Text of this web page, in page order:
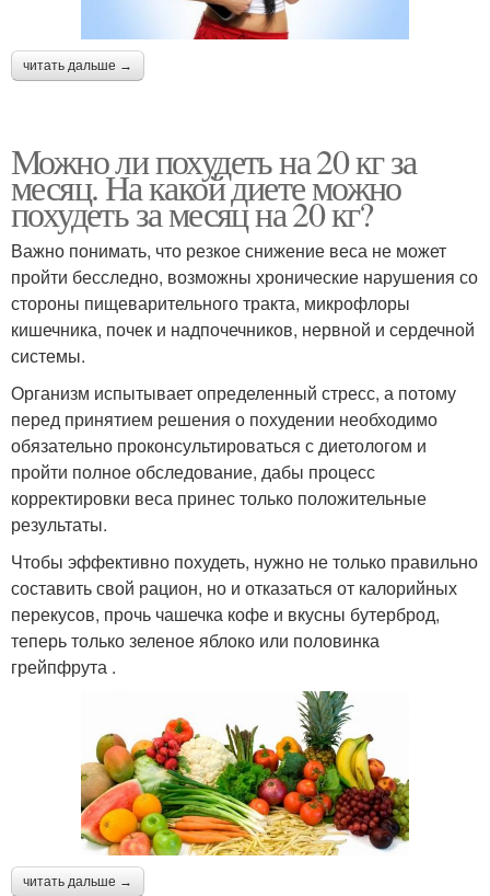
читать дальше →
Можно ли похудеть на 20 кг за
месяц. На какой диете можно
похудеть за месяц на 20 кг?
Важно понимать, что резкое снижение веса не может
пройти бесследно, возможны хронические нарушения со
стороны пищеварительного тракта, микрофлоры
кишечника, почек и надпочечников, нервной и сердечной
системы.
Организм испытывает определенный стресс, а потому
перед принятием решения о похудении необходимо
обязательно проконсультироваться с диетологом и
пройти полное обследование, дабы процесс
корректировки веса принес только положительные
результаты.
Чтобы эффективно похудеть, нужно не только правильно
составить свой рацион, но и отказаться от калорийных
перекусов, прочь чашечка кофе и вкусны бутерброд,
теперь только зеленое яблоко или половинка
грейпфрута .
читать дальше →